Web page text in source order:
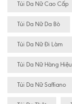
Túi Da Nữ Cao Cấp
Túi Da Nữ Da Bò
Túi Da Nữ Đi Làm
Túi Da Nữ Hàng Hiệu
Túi Da Nữ Saffiano